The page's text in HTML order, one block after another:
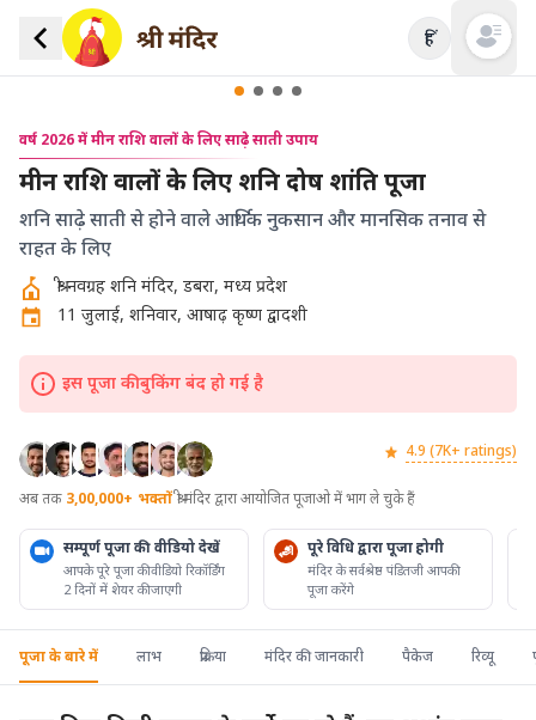
हिं Open
वर्ष 2026 में मीन राशि वालों के लिए साढ़े साती उपाय
मीन राशि वालों के लिए शनि दोष शांति पूजा
शनि साढ़े साती से होने वाले आर्थिक नुकसान और मानसिक तनाव से
राहत के लिए
श्री नवग्रह शनि मंदिर, डबरा, मध्य प्रदेश
11 जुलाई, शनिवार, आषाढ़ कृष्ण द्वादशी
इस पूजा की बुकिंग बंद हो गई है
4.9 (7K+ ratings)
अब तक 3,00,000+ भक्तों श्री मंदिर द्वारा आयोजित पूजाओ में भाग ले चुके हैं
सम्पूर्ण पूजा की वीडियो देखें
आपके पूरे पूजा की वीडियो रिकॉर्डिंग
2 दिनों में शेयर की जाएगी
पूरे विधि द्वारा पूजा होगी
मंदिर के सर्वश्रेष्ठ पंडितजी आपकी
पूजा करेंगे
पूजा के बारे में लाभ प्रक्रिया मंदिर की जानकारी पैकेज रिव्यू